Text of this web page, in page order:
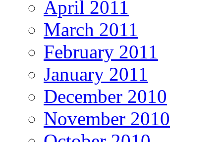
April 2011
March 2011
February 2011
January 2011
December 2010
November 2010